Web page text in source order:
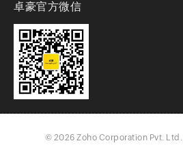
卓豪官方微信
© 2026 Zoho Corporation Pvt. Ltd.